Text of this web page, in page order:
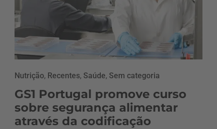
Nutrição, Recentes, Saúde, Sem categoria
GS1 Portugal promove curso
sobre segurança alimentar
através da codificação